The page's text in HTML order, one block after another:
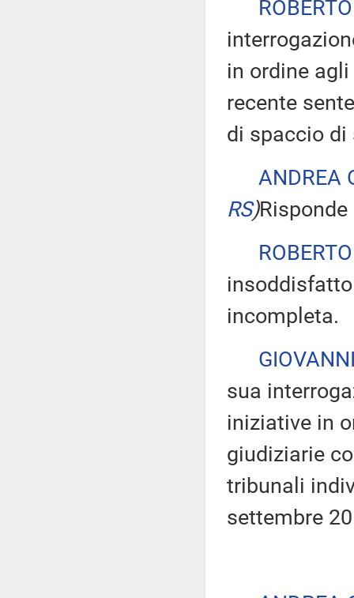
in ordine
recente
di spaccio di
ANDREA
RS)
incompleta.
sua
iniziative in
giudiziarie
tribunali
settembre